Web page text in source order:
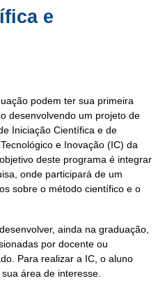
e
podem ter sua primeira
desenvolvendo um projeto de
Iniciação Científica e de
e Inovação (IC) da
deste programa é integrar
onde participará de um
sobre o método científico e o
ainda na graduação,
por docente ou
Para realizar a IC, o aluno
área de interesse.